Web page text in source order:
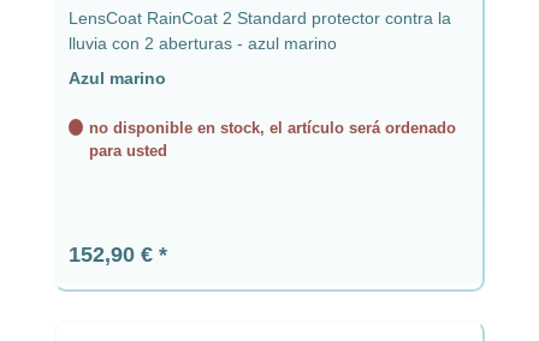
LensCoat RainCoat 2 Standard protector contra la
lluvia con 2 aberturas - azul marino
Azul marino
no disponible en stock, el artículo será ordenado
para usted
Precio normal:
152,90 €